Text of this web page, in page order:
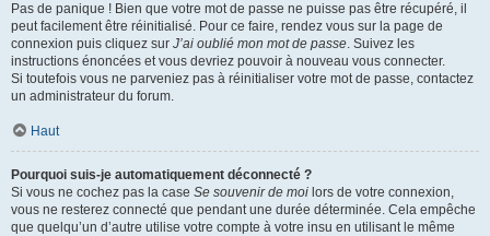
Pas de panique ! Bien que votre mot de passe ne puisse pas être récupéré, il
peut facilement être réinitialisé. Pour ce faire, rendez vous sur la page de
connexion puis cliquez sur J’ai oublié mon mot de passe. Suivez les
instructions énoncées et vous devriez pouvoir à nouveau vous connecter.
Si toutefois vous ne parveniez pas à réinitialiser votre mot de passe, contactez
un administrateur du forum.
Haut
Pourquoi suis-je automatiquement déconnecté ?
Si vous ne cochez pas la case Se souvenir de moi lors de votre connexion,
vous ne resterez connecté que pendant une durée déterminée. Cela empêche
que quelqu’un d’autre utilise votre compte à votre insu en utilisant le même